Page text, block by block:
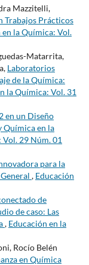
Mazzitelli,
Trabajos Prácticos
en la Química: Vol.
Matarrita,
Laboratorios
de la Química:
la Química: Vol. 31
en un Diseño
Química en la
29 Núm. 01
para la
, Educación
de
de caso: Las
, Educación en la
Rocío Belén
en Química